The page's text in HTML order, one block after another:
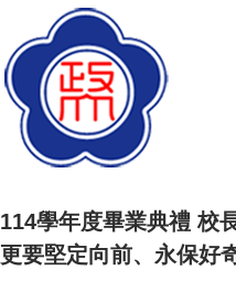
114學年度畢業典禮 校
更要堅定向前、永保好